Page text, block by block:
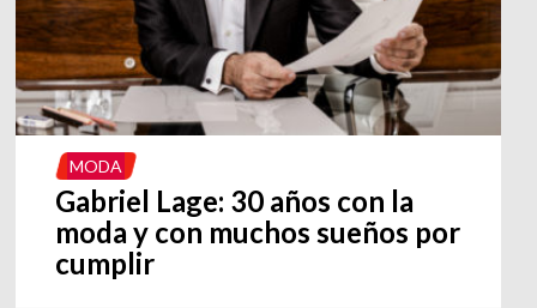
MODA
Gabriel Lage: 30 años con la
moda y con muchos sueños por
cumplir